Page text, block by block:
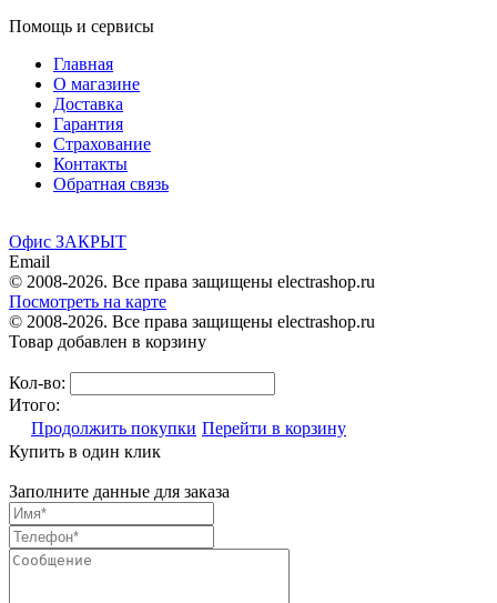
Помощь и сервисы
Главная
О магазине
Доставка
Гарантия
Страхование
Контакты
Обратная связь
Офис ЗАКРЫТ
Email
© 2008-2026. Все права защищены electrashop.ru
Посмотреть на карте
© 2008-2026. Все права защищены electrashop.ru
Товар добавлен в корзину
Кол-во:
Итого:
Продолжить покупки Перейти в корзину
Купить в один клик
Заполните данные для заказа